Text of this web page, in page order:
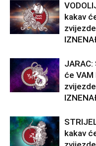
kakav
će VAM
kakav